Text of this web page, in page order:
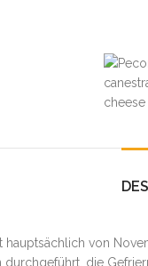
hauptsächlich von
die